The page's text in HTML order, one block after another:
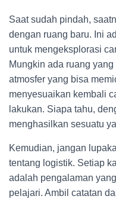
Saat sudah pindah,
dengan ruang baru. Ini
untuk mengeksplorasi
Mungkin ada ruang
atmosfer yang bisa
menyesuaikan kembali
lakukan. Siapa tahu,
menghasilkan sesuatu
Kemudian, jangan
tentang logistik. Setiap
adalah pengalaman
pelajari. Ambil catatan